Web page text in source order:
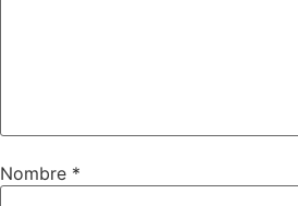
Nombre *